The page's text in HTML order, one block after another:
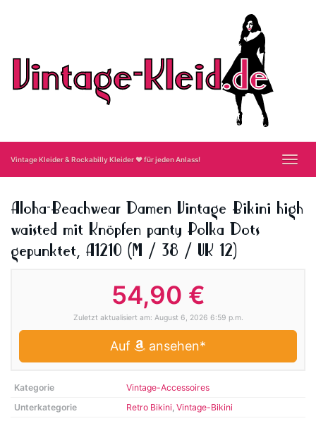
Vintage Kleider & Rockabilly Kleider ❤ für jeden Anlass!
Aloha-Beachwear Damen Vintage Bikini high
waisted mit Knöpfen panty Polka Dots
gepunktet, A1210 (M / 38 / UK 12)
54,90 €
Zuletzt aktualisiert am: August 6, 2026 6:59 p.m.
Auf ansehen*
Kategorie
Vintage-Accessoires
Unterkategorie
Retro Bikini, Vintage-Bikini